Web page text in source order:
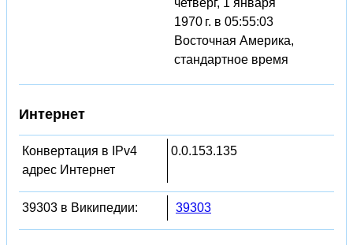
1970 г. в 05:55:03
Восточная Америка,
стандартное время
Интернет
Конвертация в IPv4
адрес Интернет
0.0.153.135
39303 в Википедии: 39303